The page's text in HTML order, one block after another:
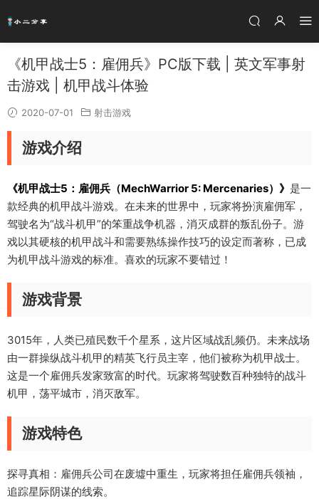
《机甲战士5：雇佣兵》PC版下载 | 英文军事射
击游戏 | 机甲战斗体验
2020-07-01 射击游戏
游戏介绍
《机甲战士5：雇佣兵（MechWarrior 5: Mercenaries）》 是一
款经典的机甲战斗游戏。在未来的世界中，玩家将扮演雇佣军，
驾驶名为“战斗机甲”的笨重战争机器，消灭成群的叛乱份子。游
戏以其硬核的机甲战斗和需要熟练操作技巧的设定而著称，已成
为机甲战斗游戏的标准。喜欢的玩家不要错过！
游戏背景
3015年，人类已殖民数千个星系，这片区域战乱频仍。未来战场
由一群操纵战斗机甲的精英飞行员主宰，他们被称为机甲战士。
这是一个雇佣兵发家致富的时代。玩家将驾驶数百种独特的战斗
机甲，荡平城市，消灭敌军。
游戏特色
探寻真相：雇佣兵公司在废墟中重生，玩家将担任雇佣兵领袖，
追踪星际阴谋的线索。